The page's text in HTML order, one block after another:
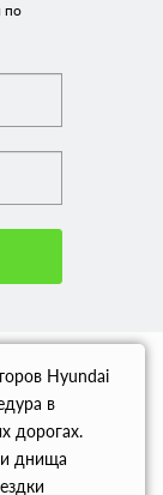
по
Hyundai
в
дорогах.
днища